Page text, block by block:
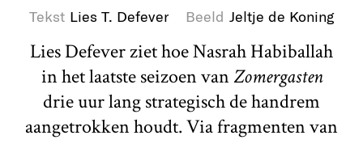
Tekst Lies T. Defever Beeld Jeltje de Koning
Lies Defever ziet hoe Nasrah Habiballah
in het laatste seizoen vanZomergasten
drie uur lang strategisch de handrem
aangetrokken houdt. Via fragmenten van